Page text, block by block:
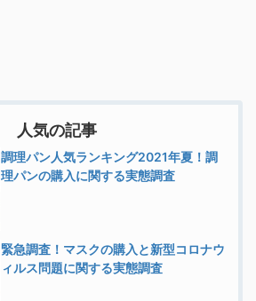
人気の記事
調理パン人気ランキング2021年夏！調
理パンの購入に関する実態調査
緊急調査！マスクの購入と新型コロナウ
ィルス問題に関する実態調査